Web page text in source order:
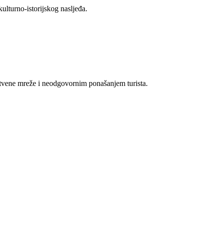
istorijskog nasljeđa.
mreže i neodgovornim ponašanjem turista.